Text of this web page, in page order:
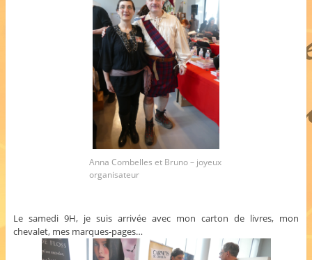
Anna Combelles et Bruno – joyeux
organisateur
Le samedi 9H, je suis arrivée avec mon carton de livres, mon
chevalet, mes marques-pages…